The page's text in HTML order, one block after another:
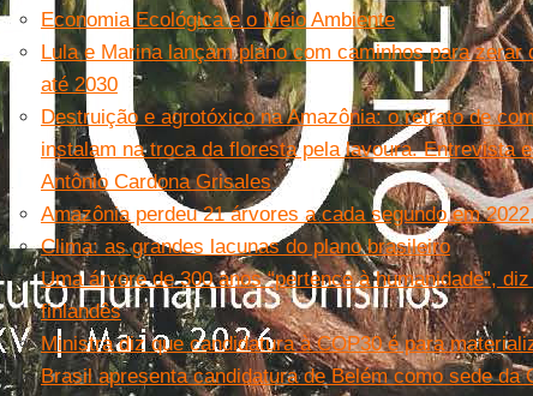
Economia Ecológica e o Meio Ambiente
Lula e Marina lançam plano com caminhos para zerar
até 2030
Destruição e agrotóxico na Amazônia: o retrato de
instalam na troca da floresta pela lavoura. Entrevista
Antônio Cardona Grisales
Amazônia perdeu 21 árvores a cada segundo em
Clima: as grandes lacunas do plano brasileiro
Uma árvore de 300 anos “pertence à humanidade”,
finlandês
Ministra diz que candidatura à COP30 é para
Brasil apresenta candidatura de Belém como sede da